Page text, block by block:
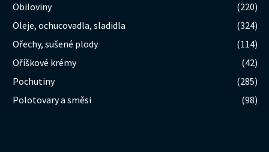
Obiloviny
(220)
Oleje, ochucovadla, sladidla
(324)
Ořechy, sušené plody
(114)
Oříškové krémy
(42)
Pochutiny
(285)
Polotovary a směsi
(98)